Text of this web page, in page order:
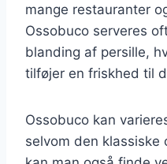
mange restauranter
Ossobuco serveres
blanding af persille,
tilføjer en friskhed til
Ossobuco kan
selvom den klassiske